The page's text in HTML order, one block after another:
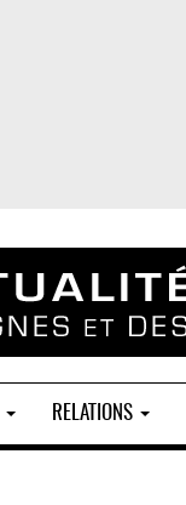
RELATIONS